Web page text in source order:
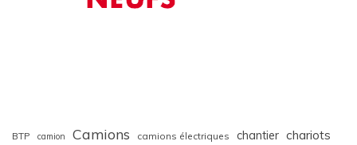
BTP camion Camions camions électriques chantier chariots